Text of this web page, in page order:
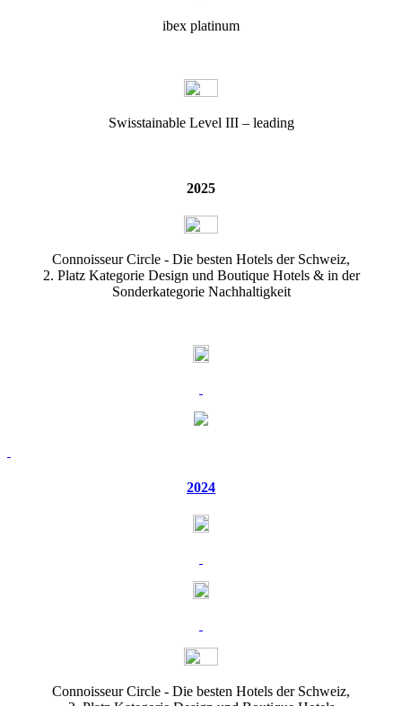
ibex platinum
Swisstainable Level III – leading
2025
Connoisseur Circle - Die besten Hotels der Schweiz,
2. Platz Kategorie Design und Boutique Hotels & in der
Sonderkategorie Nachhaltigkeit
2024
Connoisseur Circle - Die besten Hotels der Schweiz,